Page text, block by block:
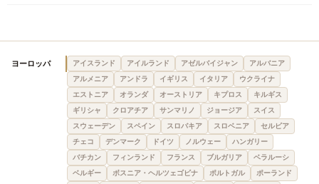
ヨーロッパ アイスランド アイルランド アゼルバイジャン
アルバニア
アルメニア
アンドラ イギリス イタリア
ウクライナ
エストニア
オランダ オーストリア キプロス
キルギス
ギリシャ
クロアチア サンマリノ ジョージア
スイス
スウェーデン
スペイン スロバキア スロベニア
セルビア
チェコ
デンマーク ドイツ ノルウェー
ハンガリー
バチカン
フィンランド フランス ブルガリア
ベラルーシ
ベルギー
ボスニア・ヘルツェゴビナ ポルトガル
ポーランド